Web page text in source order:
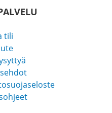
tili